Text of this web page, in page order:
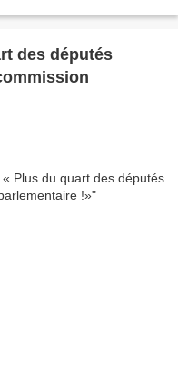
des députés